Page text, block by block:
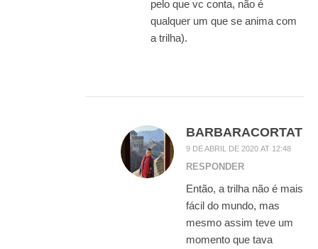
pelo que vc conta, não é
qualquer um que se anima com
a trilha).
BARBARACORTAT
9 DE ABRIL DE 2020 AT 12:48
RESPONDER
Então, a trilha não é mais
fácil do mundo, mas
mesmo assim teve um
momento que tava